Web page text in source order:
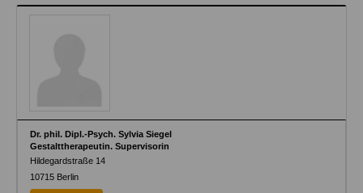
Dr. phil. Dipl.-Psych. Sylvia Siegel
Gestalttherapeutin. Supervisorin
Hildegardstraße 14
10715 Berlin